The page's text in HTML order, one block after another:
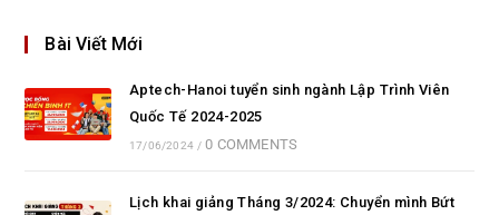
Bài Viết Mới
Aptech-Hanoi tuyển sinh ngành Lập Trình Viên
Quốc Tế 2024-2025
17/06/2024 / 0 COMMENTS
Lịch khai giảng Tháng 3/2024: Chuyển mình Bứt